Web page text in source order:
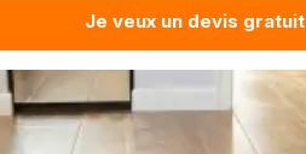
Je veux un devis gratuit